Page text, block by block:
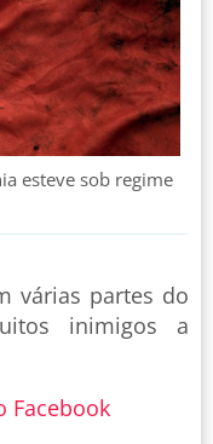
esteve sob regime
várias partes do
inimigos a
Facebook